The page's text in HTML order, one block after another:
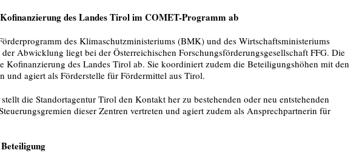
des Landes Tirol im COMET-Programm ab
des Klimaschutzministeriums (BMK) und des Wirtschaftsministeriums
Abwicklung liegt bei der Österreichischen Forschungsförderungsgesellschaft FFG. Die
Kofinanzierung des Landes Tirol ab. Sie koordiniert zudem die Beteiligungshöhen mit den
und agiert als Förderstelle für Fördermittel aus Tirol.
die Standortagentur Tirol den Kontakt her zu bestehenden oder neu entstehenden
dieser Zentren vertreten und agiert zudem als Ansprechpartnerin für